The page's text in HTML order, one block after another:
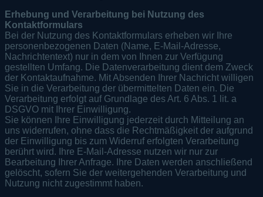
Erhebung und Verarbeitung bei Nutzung des
Kontaktformulars
Bei der Nutzung des Kontaktformulars erheben wir Ihre
personenbezogenen Daten (Name, E-Mail-Adresse,
Nachrichtentext) nur in dem von Ihnen zur Verfügung
gestellten Umfang. Die Datenverarbeitung dient dem Zweck
der Kontaktaufnahme. Mit Absenden Ihrer Nachricht willigen
Sie in die Verarbeitung der übermittelten Daten ein. Die
Verarbeitung erfolgt auf Grundlage des Art. 6 Abs. 1 lit. a
DSGVO mit Ihrer Einwilligung.
Sie können Ihre Einwilligung jederzeit durch Mitteilung an
uns widerrufen, ohne dass die Rechtmäßigkeit der aufgrund
der Einwilligung bis zum Widerruf erfolgten Verarbeitung
berührt wird. Ihre E-Mail-Adresse nutzen wir nur zur
Bearbeitung Ihrer Anfrage. Ihre Daten werden anschließend
gelöscht, sofern Sie der weitergehenden Verarbeitung und
Nutzung nicht zugestimmt haben.